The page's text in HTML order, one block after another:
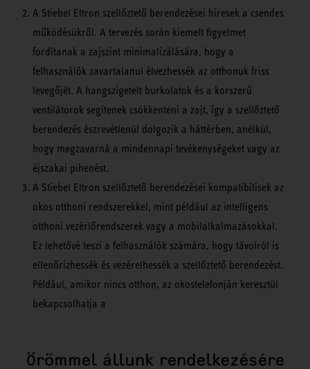
A Stiebel Eltron szellőztető berendezései híresek a csendes
működésükről. A tervezés során kiemelt figyelmet
fordítanak a zajszint minimalizálására, hogy a
felhasználók zavartalanul élvezhessék az otthonuk friss
levegőjét. A hangszigetelt burkolatok és a korszerű
ventilátorok segítenek csökkenteni a zajt, így a szellőztető
berendezés észrevétlenül dolgozik a háttérben, anélkül,
hogy megzavarná a mindennapi tevékenységeket vagy az
éjszakai pihenést.
A Stiebel Eltron szellőztető berendezései kompatibilisek az
okos otthoni rendszerekkel, mint például az intelligens
otthoni vezérlőrendszerek vagy a mobilalkalmazásokkal.
Ez lehetővé teszi a felhasználók számára, hogy távolról is
ellenőrizhessék és vezérelhessék a szellőztető berendezést.
Például, amikor nincs otthon, az okostelefonján keresztül
bekapcsolhatja a
Örömmel állunk rendelkezésére